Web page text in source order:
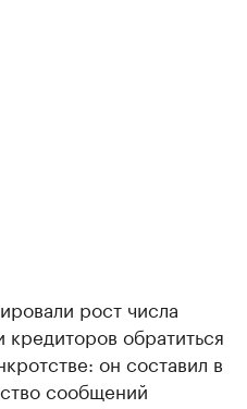
рост числа
обратиться
он составил в
сообщений